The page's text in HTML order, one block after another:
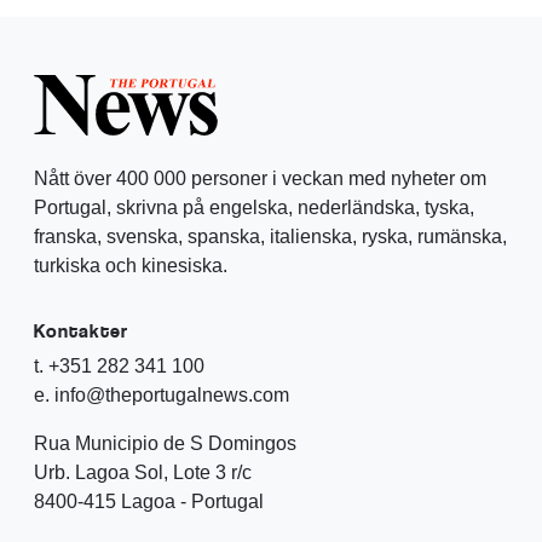
Nått över 400 000 personer i veckan med nyheter om
Portugal, skrivna på engelska, nederländska, tyska,
franska, svenska, spanska, italienska, ryska, rumänska,
turkiska och kinesiska.
Kontakter
t. +351 282 341 100
e. info@theportugalnews.com
Rua Municipio de S Domingos
Urb. Lagoa Sol, Lote 3 r/c
8400-415 Lagoa - Portugal